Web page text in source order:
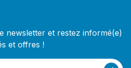
newsletter et restez informé(e)
et offres !